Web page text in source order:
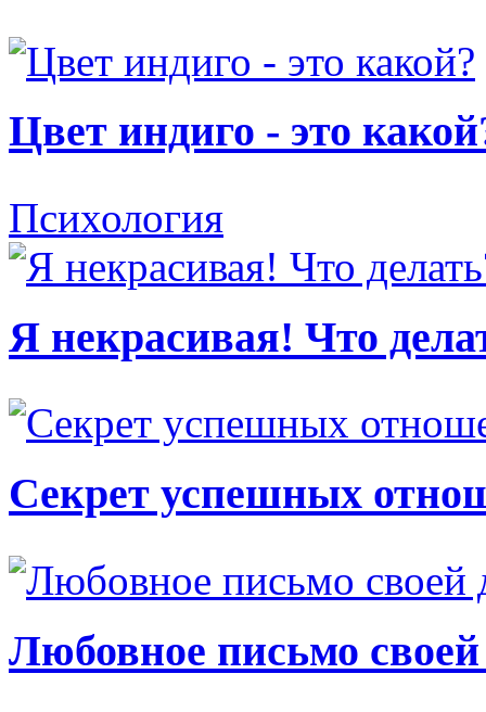
Цвет индиго - это
Психология
Я некрасивая! Что
Секрет успешных
Любовное письмо